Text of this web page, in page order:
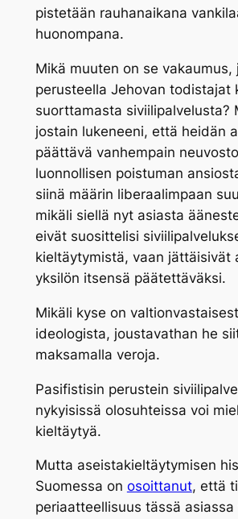
pistetään rauhanaikana
huonompana.
Mikä muuten on se vakaumus,
perusteella Jehovan todistajat
suorttamasta siviilipalvelusta?
jostain lukeneeni, että heidän
päättävä vanhempain
luonnollisen poistuman
siinä määrin liberaalimpaan
mikäli siellä nyt asiasta
eivät suosittelisi
kieltäytymistä, vaan jättäisivät
yksilön itsensä päätettäväksi.
Mikäli kyse on
ideologista, joustavathan he
maksamalla veroja.
Pasifistisin perustein
nykyisissä olosuhteissa voi
kieltäytyä.
Mutta aseistakieltäytymisen
Suomessa on osoittanut, että
periaatteellisuus tässä asiassa